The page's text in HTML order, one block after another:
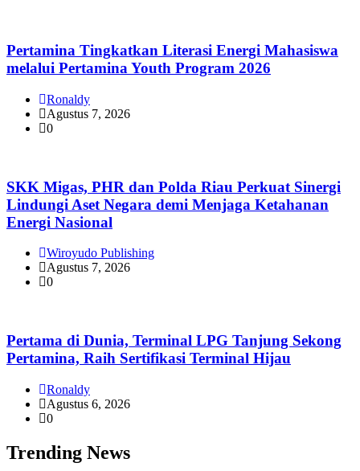
Pertamina Tingkatkan Literasi Energi Mahasiswa
melalui Pertamina Youth Program 2026
Ronaldy
Agustus 7, 2026
0
SKK Migas, PHR dan Polda Riau Perkuat Sinergi
Lindungi Aset Negara demi Menjaga Ketahanan
Energi Nasional
Wiroyudo Publishing
Agustus 7, 2026
0
Pertama di Dunia, Terminal LPG Tanjung Sekong
Pertamina, Raih Sertifikasi Terminal Hijau
Ronaldy
Agustus 6, 2026
0
Trending News